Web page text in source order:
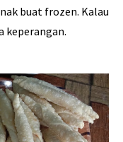
buat frozen. Kalau
keperangan.